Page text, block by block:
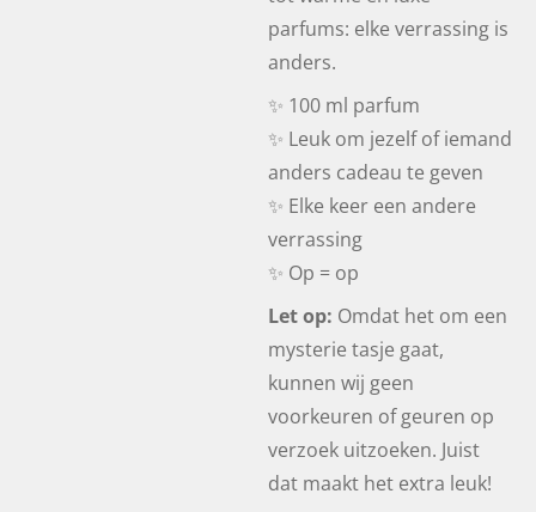
parfums: elke verrassing is
anders.
✨ 100 ml parfum
✨ Leuk om jezelf of iemand
anders cadeau te geven
✨ Elke keer een andere
verrassing
✨ Op = op
Let op: Omdat het om een
mysterie tasje gaat,
kunnen wij geen
voorkeuren of geuren op
verzoek uitzoeken. Juist
dat maakt het extra leuk!